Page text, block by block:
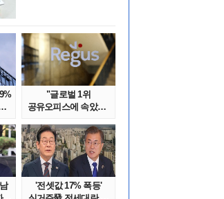
"글로벌 1위
공유오피스에 속았다"
'전셋값 17% 폭등'